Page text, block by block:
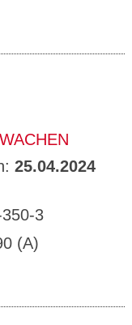
25.04.2024
3
(A)